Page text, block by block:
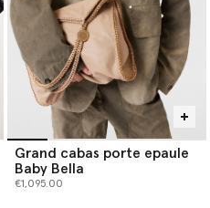
Grand cabas porte epaule
Baby Bella
€1,095.00